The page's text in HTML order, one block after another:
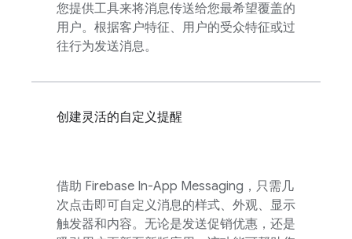
您提供工具来将消息传送给您最希望覆盖的
用户。根据客户特征、用户的受众特征或过
往行为发送消息。
创建灵活的自定义提醒
借助 Firebase In-App Messaging ，只需几
次点击即可自定义消息的样式、外观、显示
触发器和内容。无论是发送促销优惠，还是